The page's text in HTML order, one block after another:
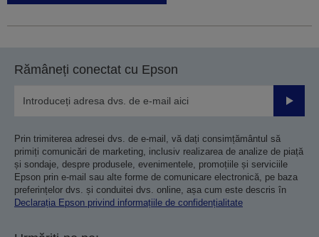
Rămâneți conectat cu Epson
Prin trimiterea adresei dvs. de e-mail, vă dați consimțământul să
primiți comunicări de marketing, inclusiv realizarea de analize de piață
și sondaje, despre produsele, evenimentele, promoțiile și serviciile
Epson prin e-mail sau alte forme de comunicare electronică, pe baza
preferințelor dvs. și conduitei dvs. online, așa cum este descris în
Declarația Epson privind informațiile de confidențialitate